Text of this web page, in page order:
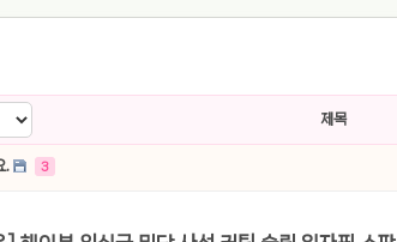
제목
. 3
선 이어폰 러닝
100hz - 원팡
원팡